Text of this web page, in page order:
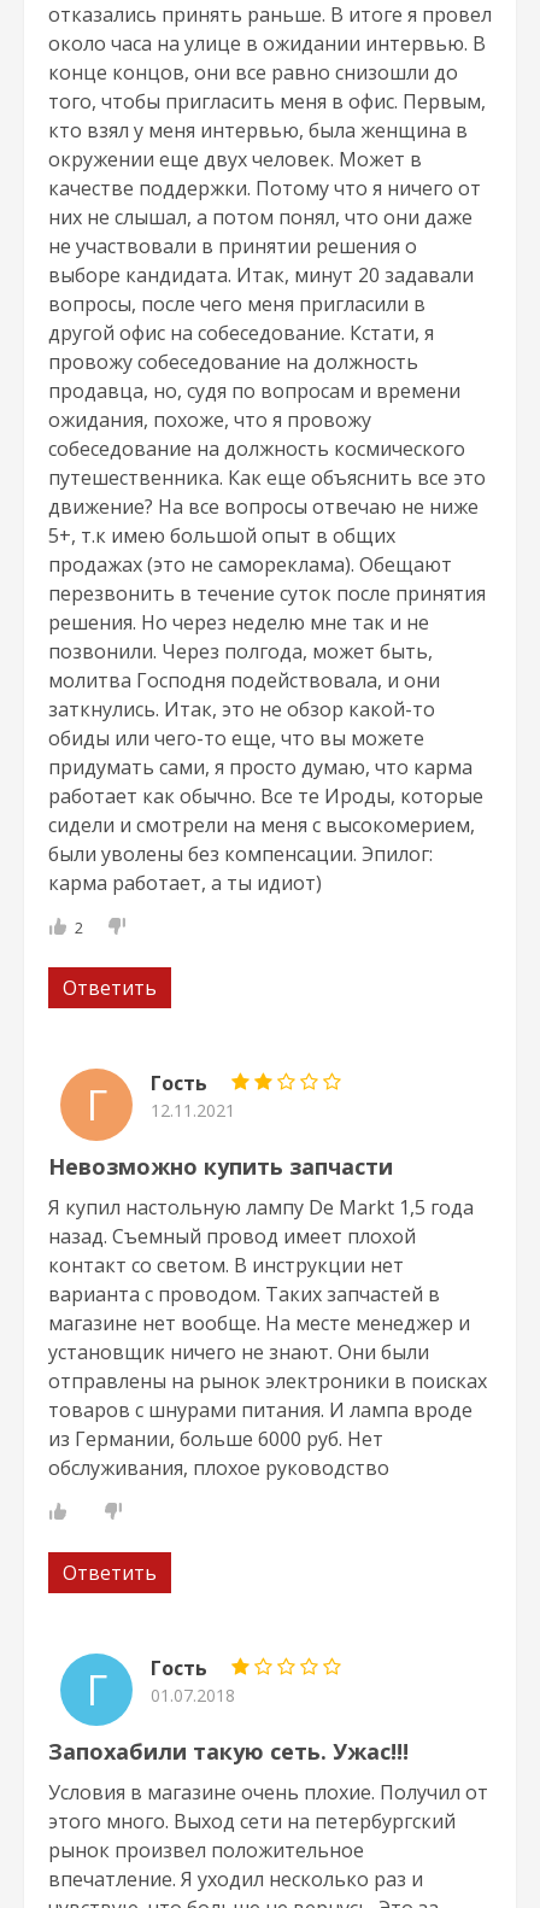
отказались принять раньше. В итоге я провел
около часа на улице в ожидании интервью. В
конце концов, они все равно снизошли до
того, чтобы пригласить меня в офис. Первым,
кто взял у меня интервью, была женщина в
окружении еще двух человек. Может в
качестве поддержки. Потому что я ничего от
них не слышал, а потом понял, что они даже
не участвовали в принятии решения о
выборе кандидата. Итак, минут 20 задавали
вопросы, после чего меня пригласили в
другой офис на собеседование. Кстати, я
провожу собеседование на должность
продавца, но, судя по вопросам и времени
ожидания, похоже, что я провожу
собеседование на должность космического
путешественника. Как еще объяснить все это
движение? На все вопросы отвечаю не ниже
5+, т.к имею большой опыт в общих
продажах (это не самореклама). Обещают
перезвонить в течение суток после принятия
решения. Но через неделю мне так и не
позвонили. Через полгода, может быть,
молитва Господня подействовала, и они
заткнулись. Итак, это не обзор какой-то
обиды или чего-то еще, что вы можете
придумать сами, я просто думаю, что карма
работает как обычно. Все те Ироды, которые
сидели и смотрели на меня с высокомерием,
были уволены без компенсации. Эпилог:
карма работает, а ты идиот)
2
Ответить
Г Гость
12.11.2021
Невозможно купить запчасти
Я купил настольную лампу De Markt 1,5 года
назад. Съемный провод имеет плохой
контакт со светом. В инструкции нет
варианта с проводом. Таких запчастей в
магазине нет вообще. На месте менеджер и
установщик ничего не знают. Они были
отправлены на рынок электроники в поисках
товаров с шнурами питания. И лампа вроде
из Германии, больше 6000 руб. Нет
обслуживания, плохое руководство
Ответить
Г Гость
01.07.2018
Запохабили такую сеть. Ужас!!!
Условия в магазине очень плохие. Получил от
этого много. Выход сети на петербургский
рынок произвел положительное
впечатление. Я уходил несколько раз и